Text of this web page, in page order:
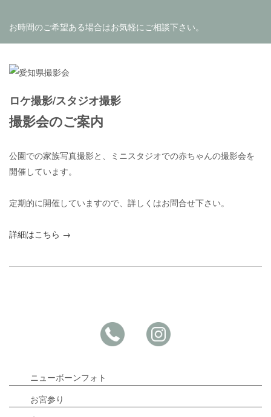
お時間のご希望ある場合はお気軽にご相談下さい。
ロケ撮影/スタジオ撮影
撮影会のご案内
公園での家族写真撮影と、ミニスタジオでの赤ちゃんの撮影会を
開催しています。
定期的に開催していますので、詳しくはお問合せ下さい。
詳細はこちら →
ニューボーンフォト
お宮参り